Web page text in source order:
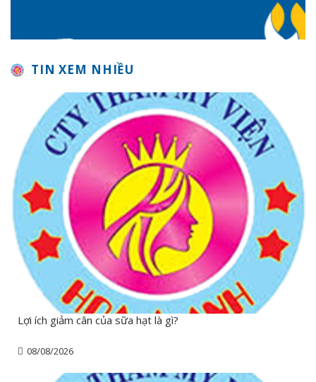
TIN XEM NHIỀU
Lợi ích giảm cân của sữa hạt là gì?
08/08/2026